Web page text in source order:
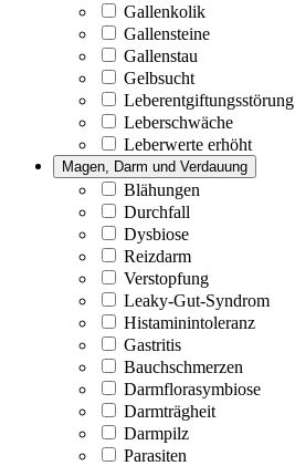
Gallenkolik
Gallensteine
Gallenstau
Gelbsucht
Leberentgiftungsstörung
Leberschwäche
Leberwerte erhöht
Magen, Darm und Verdauung
Blähungen
Durchfall
Dysbiose
Reizdarm
Verstopfung
Leaky-Gut-Syndrom
Histaminintoleranz
Gastritis
Bauchschmerzen
Darmflorasymbiose
Darmträgheit
Darmpilz
Parasiten